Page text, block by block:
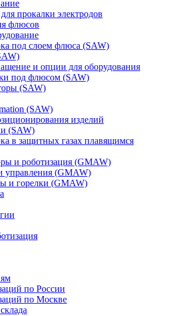
прокалки электродов
флюсов
под слоем флюса (SAW)
и опции для оборудования
под флюсом (SAW)
(SAW)
(SAW)
изделий
(SAW)
в защитных газах плавящимся
и роботизация (GMAW)
управления (GMAW)
и горелки (GMAW)
по России
по Москве